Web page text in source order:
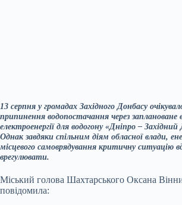
13 серпня у громадах Західного Донбасу
припинення водопостачання через заплановане
електроенергії для водогону «Дніпро – Західний
Однак завдяки спільним діям обласної влади,
місцевого самоврядування критичну ситуацію
врегулювати.
Міський голова Шахтарського Оксана
повідомила: